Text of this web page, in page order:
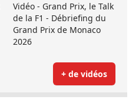
Vidéo - Grand Prix, le Talk
de la F1 - Débriefing du
Grand Prix de Monaco
2026
+ de vidéos